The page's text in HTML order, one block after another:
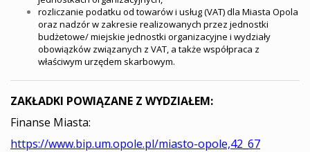
rozliczanie podatku od towarów i usług (VAT) dla Miasta Opola
oraz nadzór w zakresie realizowanych przez jednostki
budżetowe/ miejskie jednostki organizacyjne i wydziały
obowiązków związanych z VAT, a także współpraca z
właściwym urzędem skarbowym.
ZAKŁADKI POWIĄZANE Z WYDZIAŁEM:
Finanse Miasta:
https://www.bip.um.opole.pl/miasto-opole,42_67